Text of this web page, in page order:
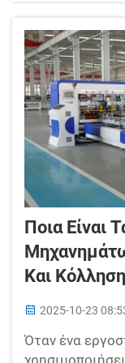
Ποια Είναι
Και
2025-10-23
Όταν ένα